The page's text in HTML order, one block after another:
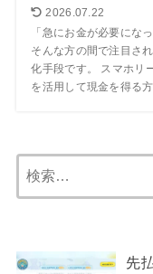
2026.07.22
「急にお金が必要にな
そんな方の間で注目さ
化手段です。 スマホリ
を活用して現金を得る
先